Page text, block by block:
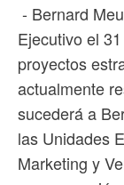
- Bernard
Ejecutivo el
proyectos
actualmente
sucederá a
las Unidades
Marketing y